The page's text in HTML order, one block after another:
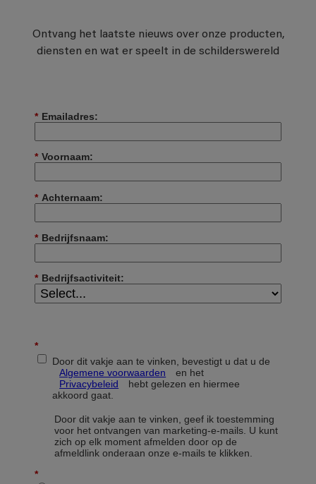
Ontvang het laatste nieuws over onze producten,
diensten en wat er speelt in de schilderswereld